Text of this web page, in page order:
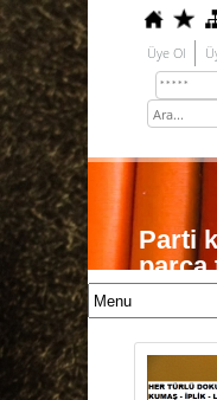
Üye Ol
Parti
parça
0541
örme